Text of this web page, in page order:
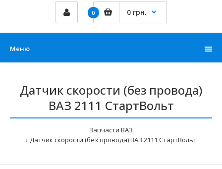
0 0 грн.
Меню
Датчик скорости (без провода)
ВАЗ 2111 СтартВольт
Запчасти ВАЗ
Датчик скорости (без провода) ВАЗ 2111 СтартВольт